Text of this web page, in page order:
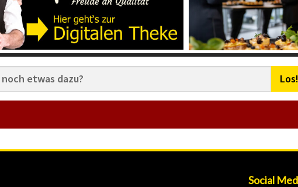
Los!
Social